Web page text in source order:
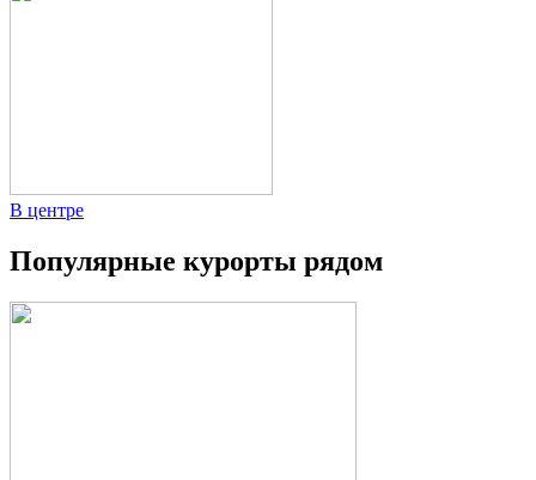
В центре
Популярные курорты рядом